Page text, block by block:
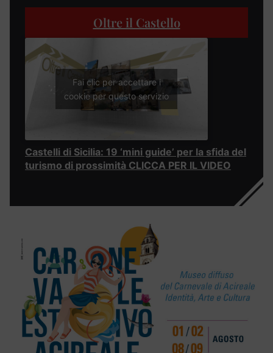
Oltre il Castello
Fai clic per accettare i
cookie per questo servizio
Castelli di Sicilia: 19 ‘mini guide’ per la sfida del
turismo di prossimità CLICCA PER IL VIDEO